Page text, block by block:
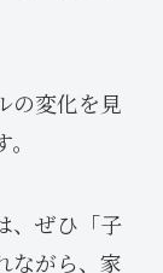
の変化を見
、ぜひ「子
ながら、家